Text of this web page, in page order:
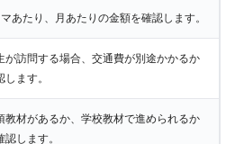
あたり、月あたりの金額を確認します。
が訪問する場合、交通費が別途かかるか
します。
教材があるか、学校教材で進められるか
認します。